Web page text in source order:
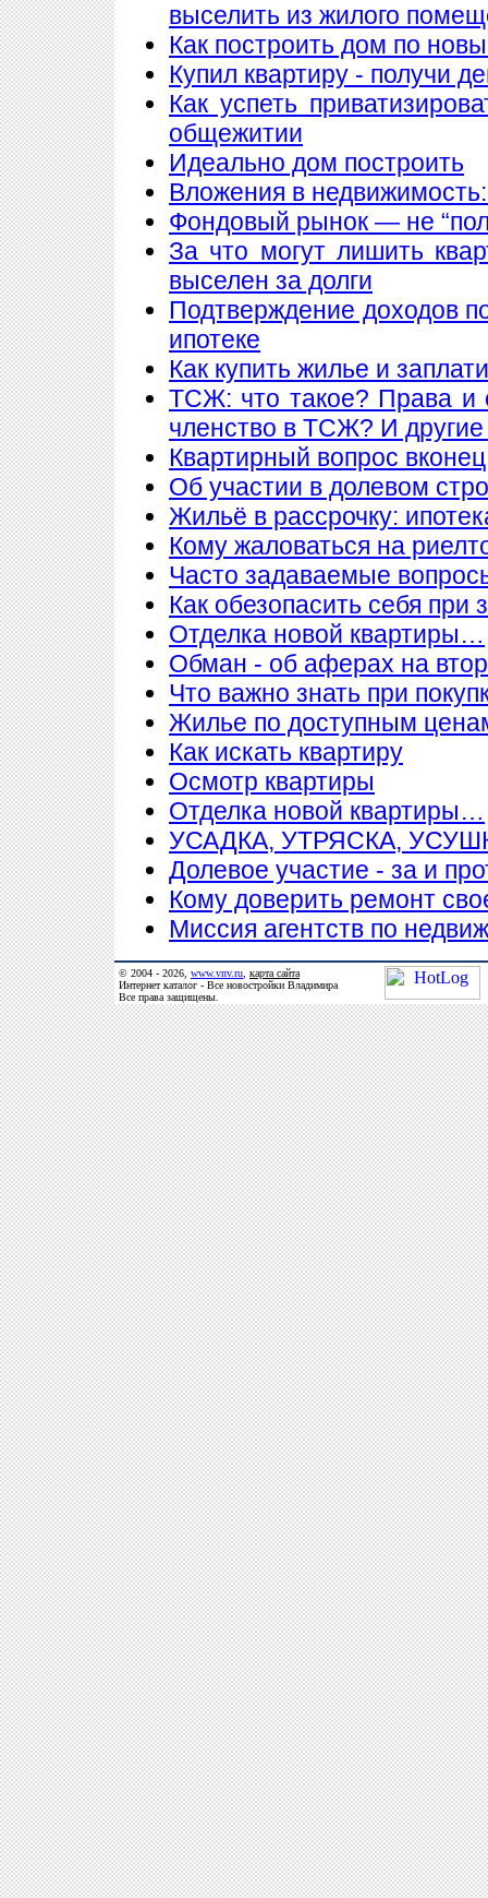
выселить из жилого
Как построить дом по
Купил квартиру - получи
Как успеть
общежитии
Идеально дом построить
Вложения в
Фондовый рынок — не
За что могут лишить
выселен за долги
Подтверждение доходов
ипотеке
Как купить жилье и
ТСЖ: что такое? Права и
членство в ТСЖ? И
Квартирный вопрос
Об участии в долевом
Жильё в рассрочку:
Кому жаловаться на
Часто задаваемые
Как обезопасить себя при
Отделка новой квартиры…
Обман - об аферах на
Что важно знать при
Жилье по доступным
Как искать квартиру
Осмотр квартиры
Отделка новой квартиры…
УСАДКА, УТРЯСКА,
Долевое участие - за и
Кому доверить ремонт
Миссия агентств по
© 2004 - 2026, www.vnv.ru карта сайта
Интернет каталог - Все новостройки Владимира
Все права защищены.